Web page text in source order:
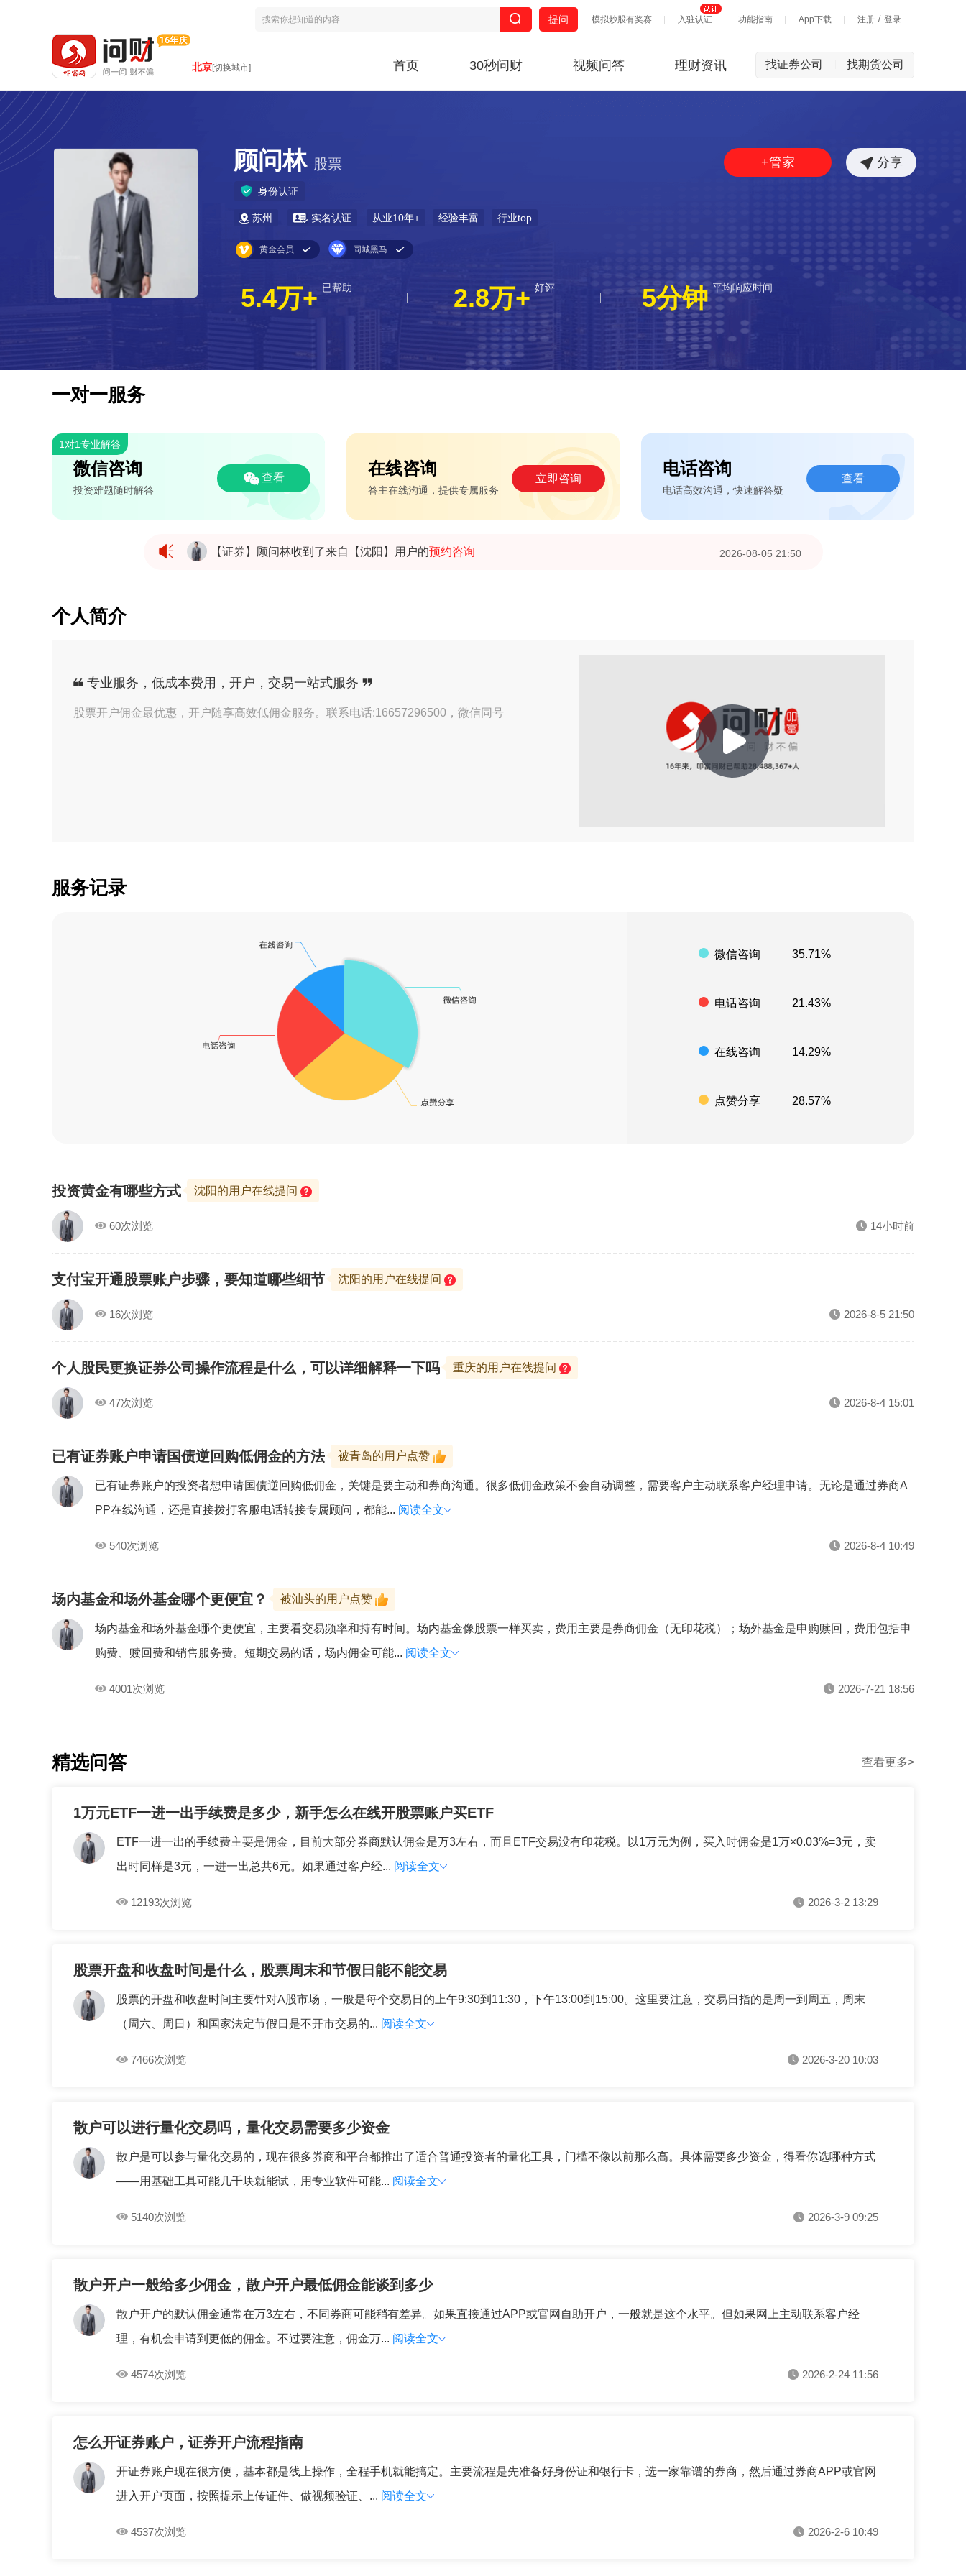
模拟炒股有奖赛 入驻认证 功能指南 App下载 注册 / 登录
提问
北京[切换城市] 首页 30秒问财 视频问答 理财资讯 找证券公司 找期货公司
顾问林 股票
身份认证
苏州 实名认证 从业10年+ 经验丰富 行业top
黄金会员 同城黑马
5.4万+ 已帮助 2.8万+ 好评 5分钟 平均响应时间
分享
+管家
一对一服务
1对1专业解答
微信咨询
投资难题随时解答
查看 在线咨询
答主在线沟通，提供专属服务
立即咨询
电话咨询
电话高效沟通，快速解答疑
查看
【证券】顾问林收到了来自【上海】用户的 在线咨询
【证券】顾问林收到了来自【黄冈】用户的预约咨询 2026-08-02 20:31
2026-08-02 03:45
2026-08-01 20:42
个人简介
专业服务，低成本费用，开户，交易一站式服务
股票开户佣金最优惠，开户随享高效低佣金服务。联系电话:16657296500，微信同号
Play
服务记录
微信咨询 35.71%
电话咨询 21.43%
在线咨询 14.29%
点赞分享 28.57%
投资黄金有哪些方式 沈阳的用户在线提问
60次浏览 14小时前
支付宝开通股票账户步骤，要知道哪些细节 沈阳的用户在线提问
16次浏览 2026-8-5 21:50
个人股民更换证券公司操作流程是什么，可以详细解释一下吗 重庆的用户在线提问
47次浏览 2026-8-4 15:01
已有证券账户申请国债逆回购低佣金的方法 被青岛的用户点赞
已有证券账户的投资者想申请国债逆回购低佣金，关键是要主动和券商沟通。很多低佣金政策不会自动调整，需要客户主动联系客户经理申请。无论是通过券商A
PP在线沟通，还是直接拨打客服电话转接专属顾问，都能... 阅读全文
540次浏览 2026-8-4 10:49
场内基金和场外基金哪个更便宜？ 被汕头的用户点赞
场内基金和场外基金哪个更便宜，主要看交易频率和持有时间。场内基金像股票一样买卖，费用主要是券商佣金（无印花税）；场外基金是申购赎回，费用包括申
购费、赎回费和销售服务费。短期交易的话，场内佣金可能... 阅读全文
4001次浏览 2026-7-21 18:56
精选问答 查看更多>
1万元ETF一进一出手续费是多少，新手怎么在线开股票账户买ETF
ETF一进一出的手续费主要是佣金，目前大部分券商默认佣金是万3左右，而且ETF交易没有印花税。以1万元为例，买入时佣金是1万×0.03%=3元，卖
出时同样是3元，一进一出总共6元。如果通过客户经... 阅读全文
12193次浏览 2026-3-2 13:29
股票开盘和收盘时间是什么，股票周末和节假日能不能交易
股票的开盘和收盘时间主要针对A股市场，一般是每个交易日的上午9:30到11:30，下午13:00到15:00。这里要注意，交易日指的是周一到周五，周末
（周六、周日）和国家法定节假日是不开市交易的... 阅读全文
7466次浏览 2026-3-20 10:03
散户可以进行量化交易吗，量化交易需要多少资金
散户是可以参与量化交易的，现在很多券商和平台都推出了适合普通投资者的量化工具，门槛不像以前那么高。具体需要多少资金，得看你选哪种方式
——用基础工具可能几千块就能试，用专业软件可能... 阅读全文
5140次浏览 2026-3-9 09:25
散户开户一般给多少佣金，散户开户最低佣金能谈到多少
散户开户的默认佣金通常在万3左右，不同券商可能稍有差异。如果直接通过APP或官网自助开户，一般就是这个水平。但如果网上主动联系客户经
理，有机会申请到更低的佣金。不过要注意，佣金万... 阅读全文
4574次浏览 2026-2-24 11:56
怎么开证券账户，证券开户流程指南
开证券账户现在很方便，基本都是线上操作，全程手机就能搞定。主要流程是先准备好身份证和银行卡，选一家靠谱的券商，然后通过券商APP或官网
进入开户页面，按照提示上传证件、做视频验证、... 阅读全文
4537次浏览 2026-2-6 10:49